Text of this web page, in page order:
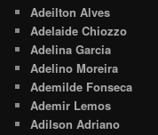
Adeilton Alves
Adelaide Chiozzo
Adelina Garcia
Adelino Moreira
Ademilde Fonseca
Ademir Lemos
Adilson Adriano